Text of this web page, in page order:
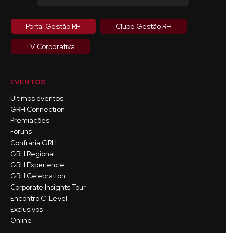
Portal Gestão RH Clube Gestão RH
TV Corporativa
EVENTOS
Últimos eventos
GRH Connection
Premiações
Fóruns
Confraria GRH
GRH Regional
GRH Experience
GRH Celebration
Corporate Insights Tour
Encontro C-Level
Exclusivos
Online